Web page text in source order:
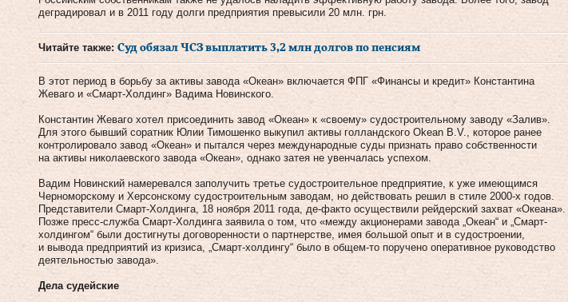
деградировал и в 2011 году долги предприятия превысили 20 млн. грн.
Читайте также: Суд обязал ЧСЗ выплатить 3,2 млн долгов по пенсиям
В этот период в борьбу за активы завода «Океан» включается ФПГ «Финансы и кредит» Константина
Жеваго и «Смарт-Холдинг» Вадима Новинского.
Константин Жеваго хотел присоединить завод «Океан» к «своему» судостроительному заводу «Залив».
Для этого бывший соратник Юлии Тимошенко выкупил активы голландского Okean B.V., которое ранее
контролировало завод «Океан» и пытался через международные суды признать право собственности
на активы николаевского завода «Океан», однако затея не увенчалась успехом.
Вадим Новинский намеревался заполучить третье судостроительное предприятие, к уже имеющимся
Черноморскому и Херсонскому судостроительным заводам, но действовать решил в стиле 2000-х годов.
Представители Смарт-Холдинга, 18 ноября 2011 года, де-факто осуществили рейдерский захват «Океана».
Позже пресс-служба Смарт-Холдинга заявила о том, что «между акционерами завода „Океан“ и „Смарт-
холдингом“ были достигнуты договоренности о партнерстве, имея большой опыт и в судостроении,
и вывода предприятий из кризиса, „Смарт-холдингу“ было в общем-то поручено оперативное руководство
деятельностью завода».
Дела судейские